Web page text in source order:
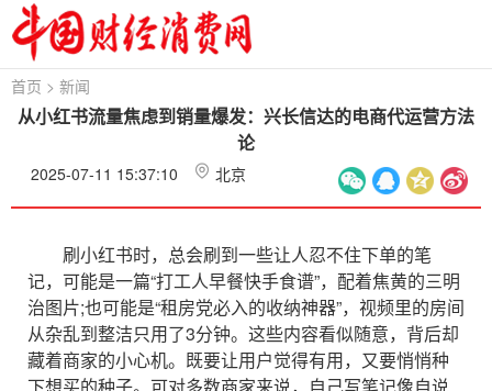
首页 > 新闻
从小红书流量焦虑到销量爆发：兴长信达的电商代运营方法
论
2025-07-11 15:37:10 北京
刷小红书时，总会刷到一些让人忍不住下单的笔
记，可能是一篇“打工人早餐快手食谱”，配着焦黄的三明
治图片;也可能是“租房党必入的收纳神器”，视频里的房间
从杂乱到整洁只用了3分钟。这些内容看似随意，背后却
藏着商家的小心机。既要让用户觉得有用，又要悄悄种